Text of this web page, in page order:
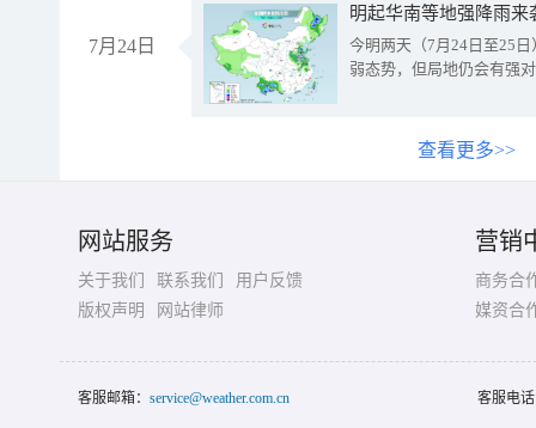
7月24日
明起华南等地强降雨
今明两天（7月24日至25
弱态势，但局地仍会有强
查看更多>>
网站服务
关于我们 联系我们
用户反馈
版权声明
网站律师
营销
商务合
媒资合
客服邮箱： service@weather.com.cn 客服电